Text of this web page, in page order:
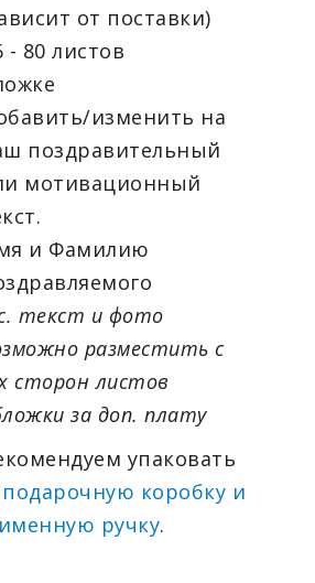
от поставки)
- 80 листов
изменить на
поздравительный
мотивационный
и Фамилию
текст и фото
разместить с
сторон листов
за доп. плату
упаковать
подарочную коробку и
ручку.